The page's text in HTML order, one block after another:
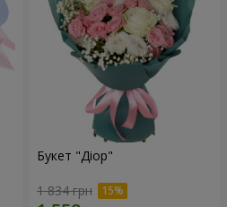
Букет "Діор"
1 834 грн